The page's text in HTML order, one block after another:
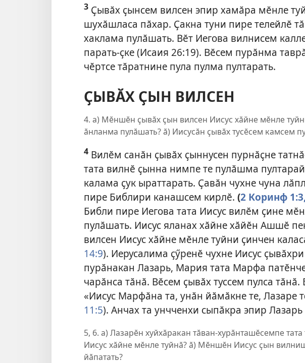
3 Ҫывӑх ҫынсем вилсен эпир хамӑра мӗнле
шухӑшласа пӑхар. Ҫакна туни пире телейлӗ
хаклама пулӑшать. Вӗт Иегова вилнисем
парать-ҫке (Исаия 26:19). Вӗсем пурӑнма
чӗртсе тӑратнине пула пулма пултарать.
ҪЫВӐХ ҪЫН ВИЛСЕН
4. а) Мӗншӗн ҫывӑх ҫын вилсен Иисус хӑйне мӗнле
ӑнланма пулӑшать? ӑ) Иисусӑн ҫывӑх тусӗсем камсем
4 Вилӗм санӑн ҫывӑх ҫыннусен пурнӑҫне
тата вилнӗ ҫынна нимпе те пулӑшма
калама ҫук ыраттарать. Ҫавӑн чухне чуна
пире Библири канашсем кирлӗ. (2 Коринф
Библи пире Иегова тата Иисус вилӗм ҫине
пулӑшать. Иисус яланах хӑйне хӑйӗн Ашшӗ
вилсен Иисус хӑйне мӗнле туйни ҫинчен
14:9). Иерусалима ҫӳренӗ чухне Иисус
пурӑнакан Лазарь, Мария тата Марфа
чарӑнса тӑнӑ. Вӗсем ҫывӑх туссем пулса
«Иисус Марфӑна та, унӑн йӑмӑкне те, Лазаре
11:5). Анчах та унчченхи сыпӑкра эпир
5, 6. а) Лазарӗн хуйхӑракан тӑван-хурӑнташӗсемпе
Иисус хӑйне мӗнле туйнӑ? ӑ) Мӗншӗн Иисус ҫын
йӑпатать?